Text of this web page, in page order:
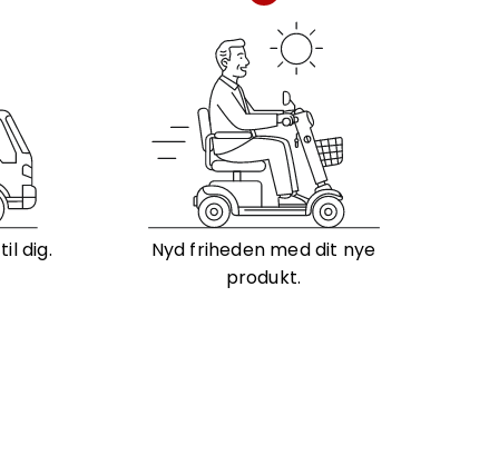
dig.
Nyd friheden med dit nye
produkt.